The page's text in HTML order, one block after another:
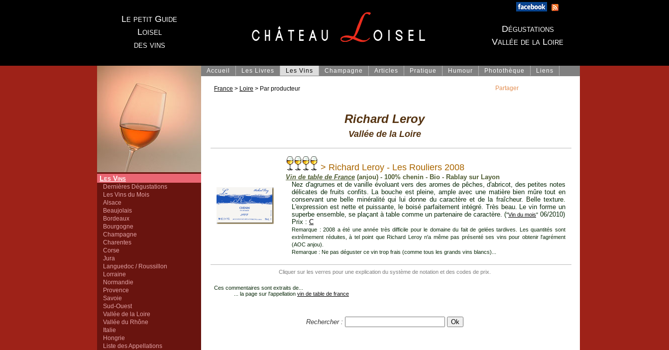
Le petit Guide
Loisel
des vins
Dégustations
Vallée de la Loire
Les Vins
Dernières Dégustations
Les Vins du Mois
Alsace
Beaujolais
Bordeaux
Bourgogne
Champagne
Charentes
Corse
Jura
Languedoc / Roussillon
Lorraine
Normandie
Provence
Savoie
Sud-Ouest
Vallée de la Loire
Vallée du Rhône
Italie
Hongrie
Liste des Appellations
Accueil Les Livres Les Vins Champagne Articles Pratique Humour Photothèque Liens
France > Loire > Par producteur
Richard Leroy
Vallée de la Loire
> Richard Leroy - Les Rouliers 2008
Vin de table de France (anjou) - 100% chenin - Bio - Rablay sur Layon
Nez d'agrumes et de vanille évoluant vers des aromes de pêches, d'abricot, des petites notes
délicates de fruits confits. La bouche est pleine, ample avec une matière bien mûre tout en
conservant une belle minéralité qui lui donne du caractère et de la fraîcheur. Belle texture.
L'expression est nette et puissante, le boisé parfaitement intégré. Très beau. Le vin forme un
superbe ensemble, se plaçant à table comme un partenaire de caractère. ("Vin du mois" 06/2010)
Prix : C
Remarque : 2008 a été une année très difficile pour le domaine du fait de gelées tardives. Les quantités sont
extrêmement réduites, à tel point que Richard Leroy n'a même pas présenté ses vins pour obtenir l'agrément
(AOC anjou).
Remarque : Ne pas déguster ce vin trop frais (comme tous les grands vins blancs)...
Cliquer sur les verres pour une explication du système de notation et des codes de prix.
Ces commentaires sont extraits de...
... la page sur l'appellation vin de table de france
Rechercher :
Partager